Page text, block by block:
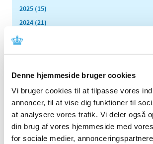
Denne hjemmeside bruger cookies
Vi bruger cookies til at tilpasse vores
annoncer, til at vise dig funktioner til
at analysere vores trafik. Vi deler også
din brug af vores hjemmeside med
for sociale medier,
2025 (15)
2024 (21)
august (2)
maj (6)
marts (2)
februar (2)
januar (2)